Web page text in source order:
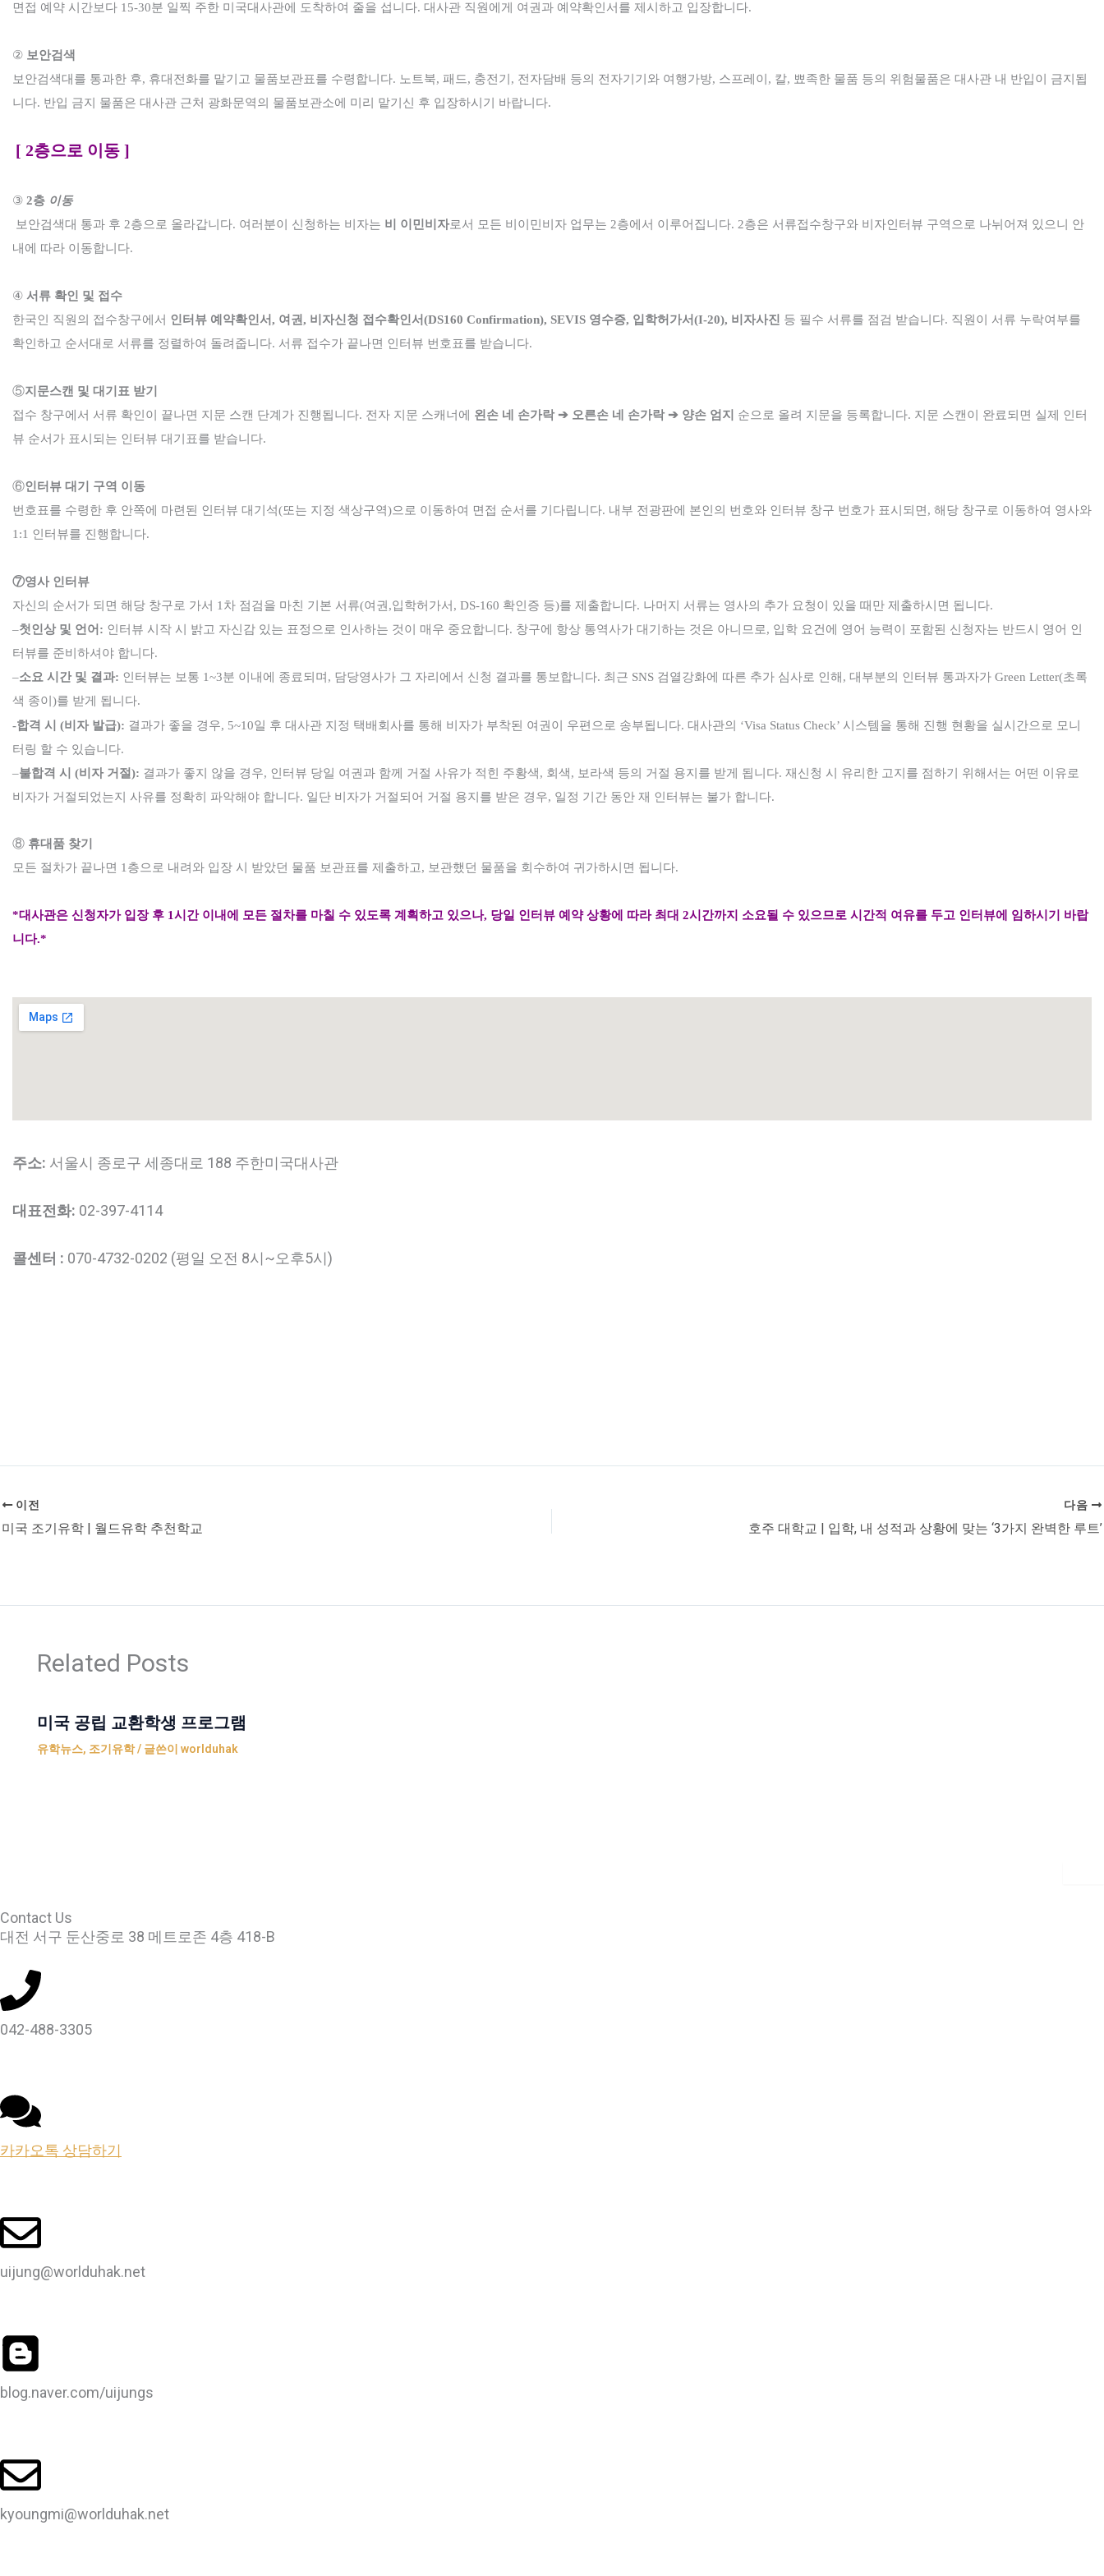
면접 예약 시간보다 15-30분 일찍 주한 미국대사관에 도착하여 줄을 섭니다. 대사관 직원에게 여권과 예약확인서를 제시하고 입장합니다.
② 보안검색
보안검색대를 통과한 후, 휴대전화를 맡기고 물품보관표를 수령합니다. 노트북, 패드, 충전기 , 전자담배 등의 전자기기와 여행가방, 스프레이 , 칼, 뾰족한 물품 등의 위험물품은 대사관 내 반입이 금지됩
니다. 반입 금지 물품은 대사관 근처 광화문역의 물품보관소에 미리 맡기신 후 입장하시기 바랍니다.
[ 2층으로 이동 ]
③ 2층 이동
보안검색대 통과 후 2층으로 올라갑니다. 여러분이 신청하는 비자는 비 이민비자로서 모든 비이민비자 업무는 2층에서 이루어집니다. 2층은 서류접수창구와 비자인터뷰 구역으로 나뉘어져 있으니 안
내에 따라 이동합니다.
④ 서류 확인 및 접수
한국인 직원의 접수창구에서 인터뷰 예약확인서, 여권, 비자신청 접수확인서(DS160 Confirmation), SEVIS 영수증, 입학허가서(I-20), 비자사진 등 필수 서류를 점검 받습니다. 직원이 서류 누락여부를
확인하고 순서대로 서류를 정렬하여 돌려줍니다. 서류 접수가 끝나면 인터뷰 번호표를 받습니다.
⑤지문스캔 및 대기표 받기
접수 창구에서 서류 확인이 끝나면 지문 스캔 단계가 진행됩니다. 전자 지문 스캐너에 왼손 네 손가락 ➔ 오른손 네 손가락 ➔ 양손 엄지 순으로 올려 지문을 등록합니다. 지문 스캔이 완료되면 실제 인터
뷰 순서가 표시되는 인터뷰 대기표를 받습니다.
⑥인터뷰 대기 구역 이동
번호표를 수령한 후 안쪽에 마련된 인터뷰 대기석(또는 지정 색상구역)으로 이동하여 면접 순서를 기다립니다. 내부 전광판에 본인의 번호와 인터뷰 창구 번호가 표시되면 , 해당 창구로 이동하여 영사와
1:1 인터뷰를 진행합니다.
⑦영사 인터뷰
자신의 순서가 되면 해당 창구로 가서 1 차 점검을 마친 기본 서류(여권,입학허가서, DS-160 확인증 등)를 제출합니다. 나머지 서류는 영사의 추가 요청이 있을 때만 제출하시면 됩니다.
–첫인상 및 언어 : 인터뷰 시작 시 밝고 자신감 있는 표정으로 인사하는 것이 매우 중요합니다. 창구에 항상 통역사가 대기하는 것은 아니므로, 입학 요건에 영어 능력이 포함된 신청자는 반드시 영어 인
터뷰를 준비하셔야 합니다.
–소요 시간 및 결과: 인터뷰는 보통 1~3분 이내에 종료되며, 담당영사가 그 자리에서 신청 결과를 통보합니다. 최근 SNS 검열강화에 따른 추가 심사로 인해, 대부분의 인터뷰 통과자가 Green Letter(초록
색 종이)를 받게 됩니다.
-합격 시 (비자 발급): 결과가 좋을 경우, 5~10일 후 대사관 지정 택배회사를 통해 비자가 부착된 여권이 우편으로 송부됩니다. 대사관의 ‘Visa Status Check’ 시스템을 통해 진행 현황을 실시간으로 모니
터링 할 수 있습니다.
–불합격 시 (비자 거절): 결과가 좋지 않을 경우, 인터뷰 당일 여권과 함께 거절 사유가 적힌 주황색, 회색, 보라색 등의 거절 용지를 받게 됩니다. 재신청 시 유리한 고지를 점하기 위해서는 어떤 이유로
비자가 거절되었는지 사유를 정확히 파악해야 합니다. 일단 비자가 거절되어 거절 용지를 받은 경우, 일정 기간 동안 재 인터뷰는 불가 합니다.
⑧ 휴대품 찾기
모든 절차가 끝나면 1층으로 내려와 입장 시 받았던 물품 보관표를 제출하고, 보관했던 물품을 회수하여 귀가하시면 됩니다.
*대사관은 신청자가 입장 후 1시간 이내에 모든 절차를 마칠 수 있도록 계획하고 있으나, 당일 인터뷰 예약 상황에 따라 최대 2시간까지 소요될 수 있으므로 시간적 여유를 두고 인터뷰에 임하시기 바랍
니다.*
주소: 서울시 종로구 세종대로 188 주한미국대사관
대표전화: 02-397-4114
콜센터 : 070-4732-0202 (평일 오전 8시~오후5시)
이전
미국 조기유학 | 월드유학 추천학교
다음
호주 대학교 | 입학, 내 성적과 상황에 맞는 ‘3가지 완벽한 루트’
Related Posts
미국 공립 교환학생 프로그램
유학뉴스, 조기유학/ 글쓴이 worlduhak
Contact Us
대전 서구 둔산중로 38 메트로존 4층 418-B
042-488-3305
카카오톡 상담하기
uijung@worlduhak.net
blog.naver.com/uijungs
kyoungmi@worlduhak.net